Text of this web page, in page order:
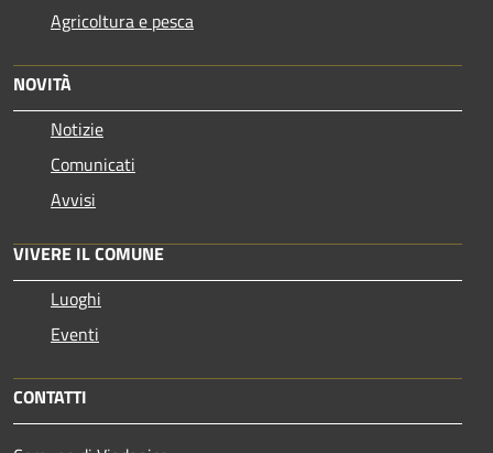
Agricoltura e pesca
NOVITÀ
Notizie
Comunicati
Avvisi
VIVERE IL COMUNE
Luoghi
Eventi
CONTATTI